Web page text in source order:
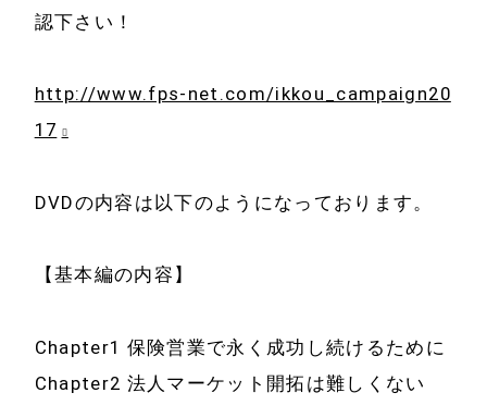
導入企業一覧
書籍・DVD
認下さい！
http://www.fps-net.com/ikkou_campaign20
17
DVDの内容は以下のようになっております。
【基本編の内容】
Chapter1 保険営業で永く成功し続けるために
Chapter2 法人マーケット開拓は難しくない